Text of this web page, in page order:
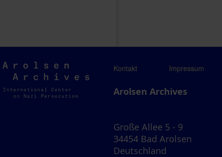
Arolsen
Archives
Kontakt Impressum
Arolsen Archives
Große Allee 5 - 9
34454 Bad Arolsen
Deutschland